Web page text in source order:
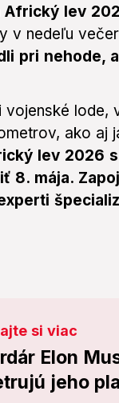
Africký lev
v nedeľu
pri nehode,
vojenské
ako aj
lev 2026
8. mája.
si viac
Elon
jeho